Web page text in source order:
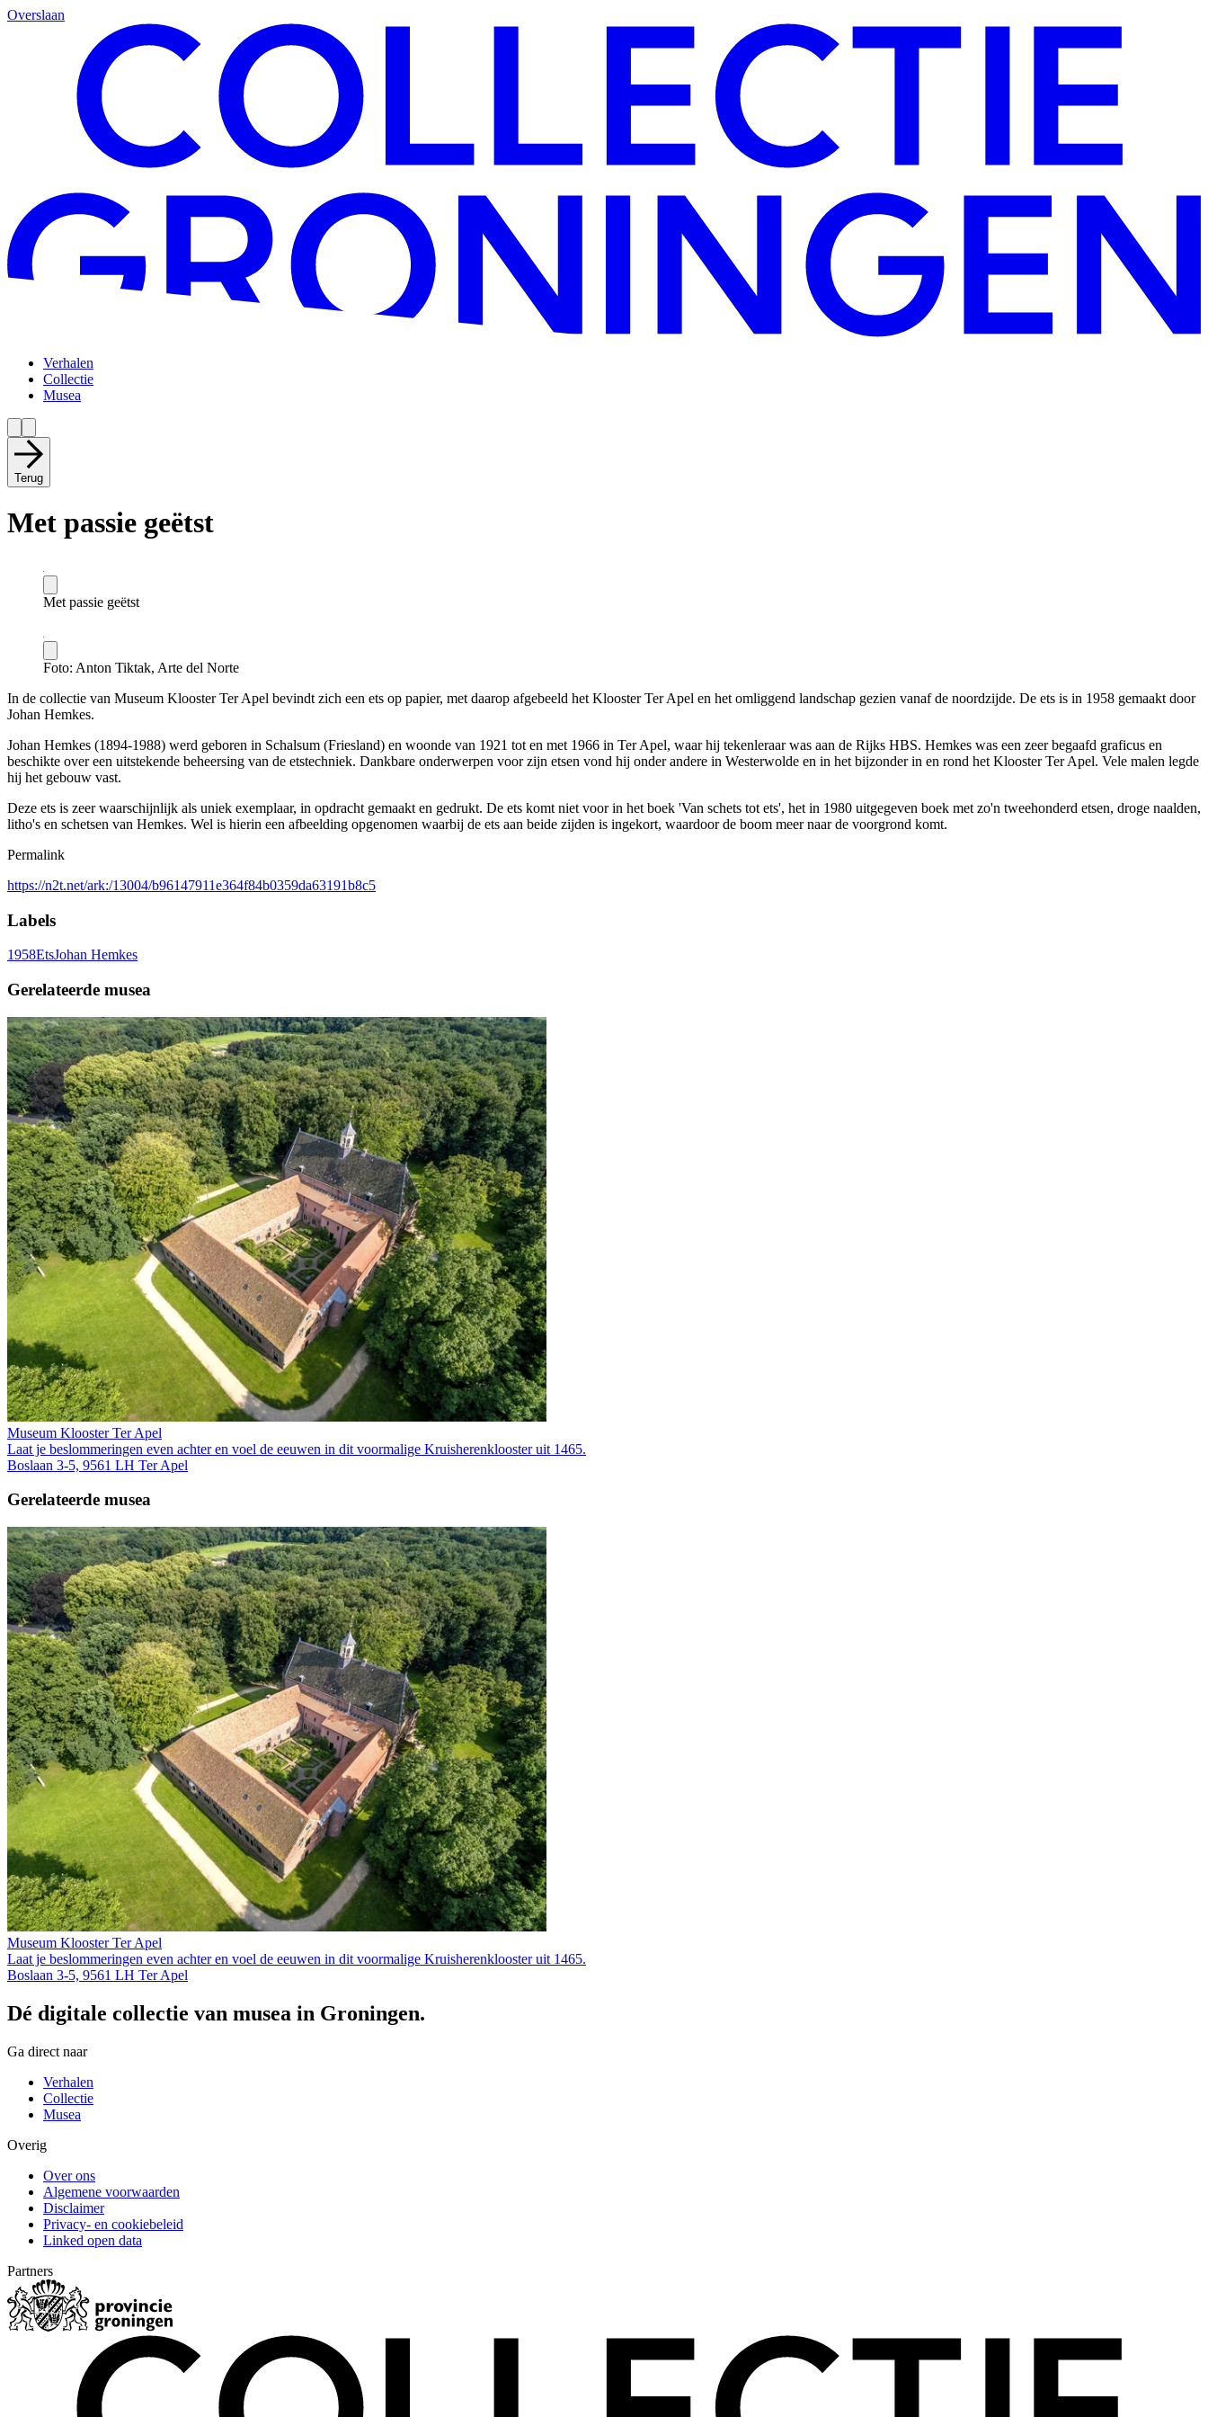
Overslaan
Verhalen
Collectie
Musea
Terug
Met passie geëtst
Met passie geëtst
Foto: Anton Tiktak, Arte del Norte
In de collectie van Museum Klooster Ter Apel bevindt zich een ets op papier, met daarop afgebeeld het Klooster Ter Apel en het omliggend landschap gezien vanaf de noordzijde. De ets is in 1958 gemaakt door
Johan Hemkes.
Johan Hemkes (1894-1988) werd geboren in Schalsum (Friesland) en woonde van 1921 tot en met 1966 in Ter Apel, waar hij tekenleraar was aan de Rijks HBS. Hemkes was een zeer begaafd graficus en
beschikte over een uitstekende beheersing van de etstechniek. Dankbare onderwerpen voor zijn etsen vond hij onder andere in Westerwolde en in het bijzonder in en rond het Klooster Ter Apel. Vele malen legde
hij het gebouw vast.
Deze ets is zeer waarschijnlijk als uniek exemplaar, in opdracht gemaakt en gedrukt. De ets komt niet voor in het boek 'Van schets tot ets', het in 1980 uitgegeven boek met zo'n tweehonderd etsen, droge naalden,
litho's en schetsen van Hemkes. Wel is hierin een afbeelding opgenomen waarbij de ets aan beide zijden is ingekort, waardoor de boom meer naar de voorgrond komt.
Permalink
https://n2t.net/ark:/13004/b96147911e364f84b0359da63191b8c5
Labels
1958EtsJohan Hemkes
Gerelateerde musea
Museum Klooster Ter Apel
Laat je beslommeringen even achter en voel de eeuwen in dit voormalige Kruis­heren­klooster uit 1465.
Boslaan 3-5, 9561 LH Ter Apel
Gerelateerde musea
Museum Klooster Ter Apel
Laat je beslommeringen even achter en voel de eeuwen in dit voormalige Kruis­heren­klooster uit 1465.
Boslaan 3-5, 9561 LH Ter Apel
Dé digitale collectie van musea in Groningen.
Ga direct naar
Verhalen
Collectie
Musea
Overig
Over ons
Algemene voorwaarden
Disclaimer
Privacy- en cookiebeleid
Linked open data
Partners